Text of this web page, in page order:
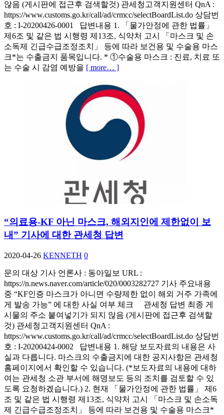
않음 (게시판에 접근후 검색할것) 관세청고객지원센터 QnA :
https://www.customs.go.kr/call/ad/crmcc/selectBoardList.do 상담번
호 : I-20200426-0001 답변내용 1. 「물가안정에 관한 법률」
제6조 및 같은 법 시행령 제13조, 식약처 고시 「마스크 및 손
소독제 긴급수급조정조치」 등에 따라 보건용 및 수술용 마스
크*는 수출금지 품목입니다. * ①수술용 마스크 : 진료, 치료 또
는 수술 시 감염 예방을 [ more… ]
“의료용-KF 아닌 마스크, 해외지인에 제한없이 보
내” 기사에 대한 관세청 답변
2020-04-26 KENNETH 0
문의 대상 기사 언론사 : 동아일보 URL :
https://n.news.naver.com/article/020/0003282727 기사 주요내용
중 “KF인증 마스크가 아니면 수량제한 없이 해외 거주 가족에
게 발송 가능” 에 대한 사실 여부 체크 관세청 답변 최종 게
시물의 주소 붙여넣기가 되지 않음 (게시판에 접근후 검색할
것) 관세청고객지원센터 QnA :
https://www.customs.go.kr/call/ad/crmcc/selectBoardList.do 상담번
호 : I-20200424-0002 답변내용 1. 해당 보도자료의 내용은 사
실과 다릅니다. 마스크의 수출금지에 대한 공지사항은 관세청
홈페이지에서 확인할 수 있습니다. (*보도자료의 내용에 대하
여는 관세청 소관 부서에 해명보도 등의 조치를 검토할 수 있
도록 요청하겠습니다.) 2. 현재 「물가안정에 관한 법률」 제6
조 및 같은 법 시행령 제13조, 식약처 고시 「마스크 및 손소독
제 긴급수급조정조치」 등에 따라 보건용 및 수술용 마스크*